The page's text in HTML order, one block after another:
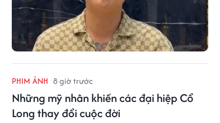
PHIM ẢNH 8 giờ trước
Những mỹ nhân khiến các đại hiệp Cổ
Long thay đổi cuộc đời